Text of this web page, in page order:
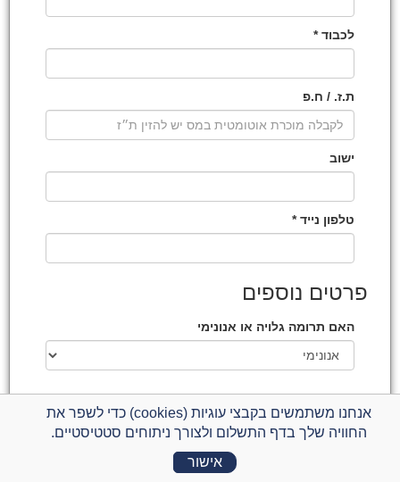
לכבוד *
ת.ז. / ח.פ
ישוב
טלפון נייד *
פרטים נוספים
האם תרומה גלויה או אנונימי
התשלום מתבצע באמצעות חברת קארדקום -סליקת אשראי
לעסקים
בתקן האבטחה המחמיר ביותר ובהתאם
אנחנו משתמשים בקבצי עוגיות (cookies) כדי לשפר את
החוויה שלך בדף התשלום ולצורך ניתוחים סטטיסטיים.